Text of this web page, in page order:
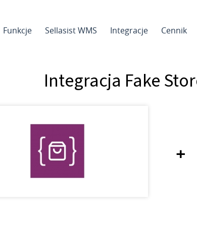
Funkcje Sellasist WMS Integracje Cennik
Integracja Fake
+